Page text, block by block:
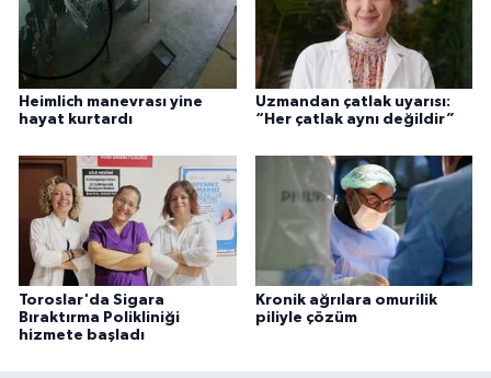
Heimlich manevrası yine
hayat kurtardı
Uzmandan çatlak uyarısı:
“Her çatlak aynı değildir”
Toroslar'da Sigara
Bıraktırma Polikliniği
hizmete başladı
Kronik ağrılara omurilik
piliyle çözüm